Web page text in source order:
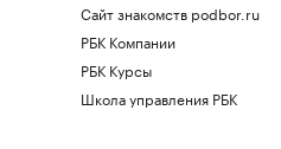
Сайт знакомств podbor.ru
РБК Компании
РБК Курсы
Школа управления РБК